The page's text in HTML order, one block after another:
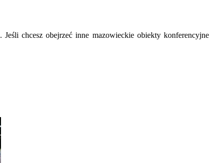
. Jeśli chcesz obejrzeć inne mazowieckie obiekty konferencyjne